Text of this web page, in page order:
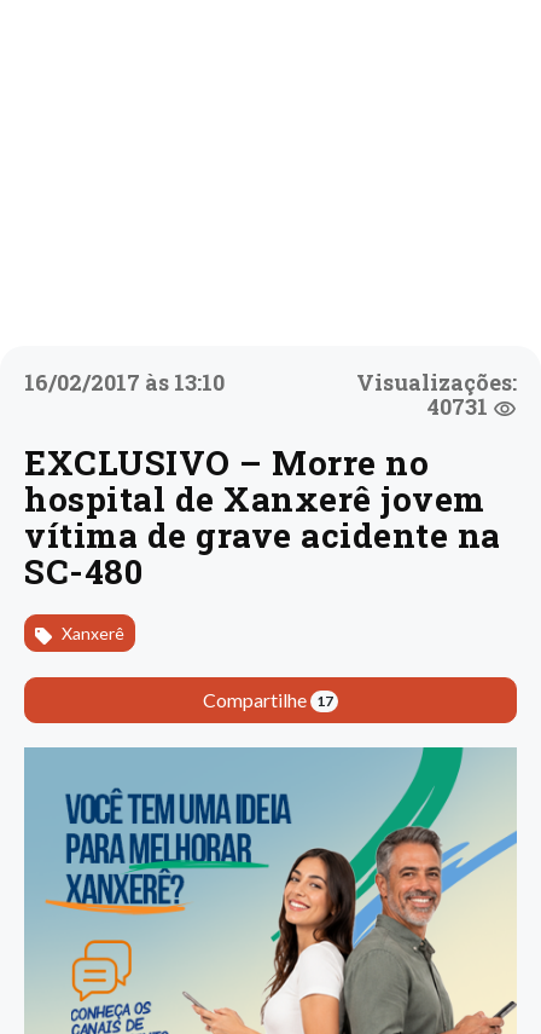
16/02/2017 às 13:10
Visualizações:
40731
EXCLUSIVO – Morre no
hospital de Xanxerê jovem
vítima de grave acidente na
SC-480
Xanxerê
Compartilhe 17